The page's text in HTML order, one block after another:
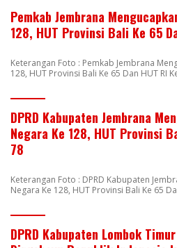
Pemkab Jembrana
128, HUT Provinsi Bali Ke 65
Keterangan Foto : Pemkab Jembrana
128, HUT Provinsi Bali Ke 65 Dan HUT RI
DPRD Kabupaten Jembrana
Negara Ke 128, HUT Provinsi
78
Keterangan Foto : DPRD Kabupaten
Negara Ke 128, HUT Provinsi Bali Ke 65
DPRD Kabupaten Lombok